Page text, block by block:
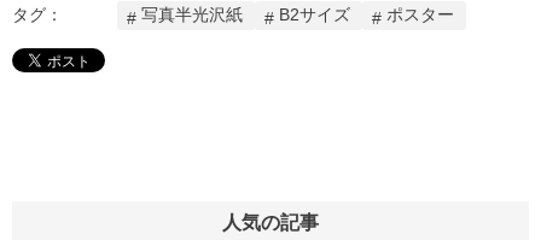
タグ： 写真半光沢紙 B2サイズ ポスター
人気の記事